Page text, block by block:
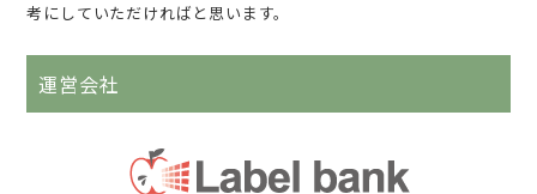
考にしていただければと思います。
運営会社